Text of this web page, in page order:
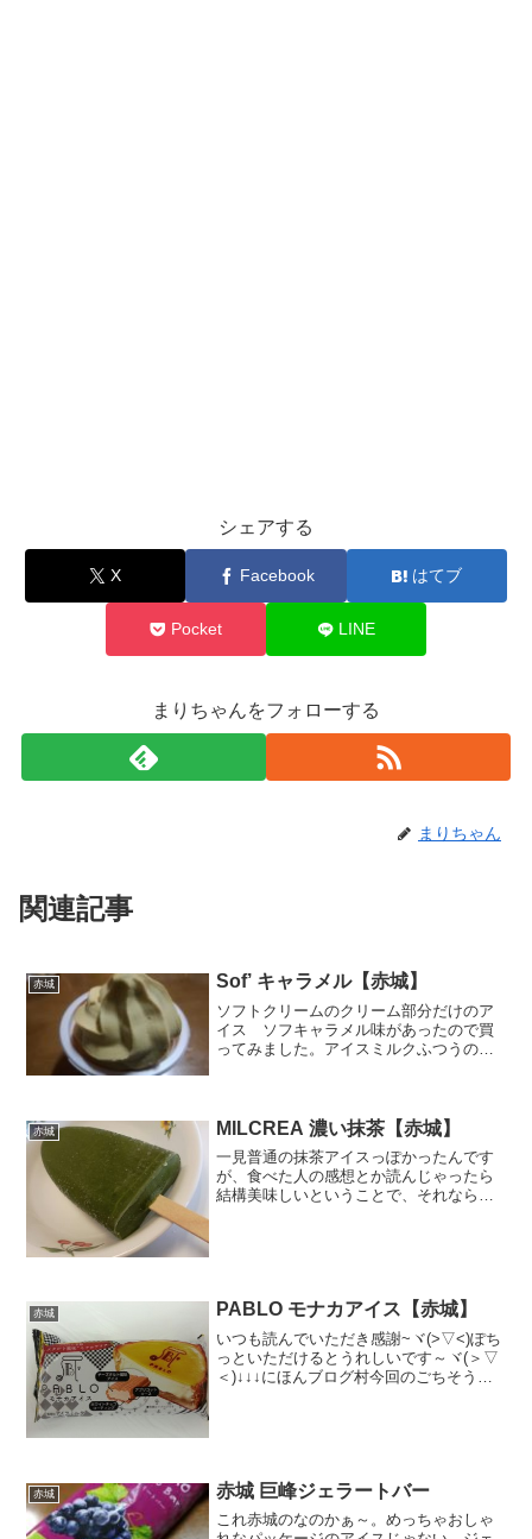
シェアする
X Facebook はてブ
Pocket LINE
まりちゃんをフォローする
まりちゃん
関連記事
赤城 Sof’ キャラメル【赤城】
ソフトクリームのクリーム部分だけのア
イス ソフキャラメル味があったので買
ってみました。アイスミルクふつうのア
チじゃなくって、ねっとりし...
赤城 MILCREA 濃い抹茶【赤城】
一見普通の抹茶アイスっぽかったんです
が、食べた人の感想とか読んじゃったら
結構美味しいということで、それならと
赤城 PABLO モナカアイス【赤城】
いつも読んでいただき感謝~ヾ(>▽<)ぽち
っといただけるとうれしいです～ヾ(＞▽
＜)↓↓↓にほんブログ村今回のごちそうは
赤城 赤城 巨峰ジェラートバー
これ赤城のなのかぁ～。めっちゃおしゃ